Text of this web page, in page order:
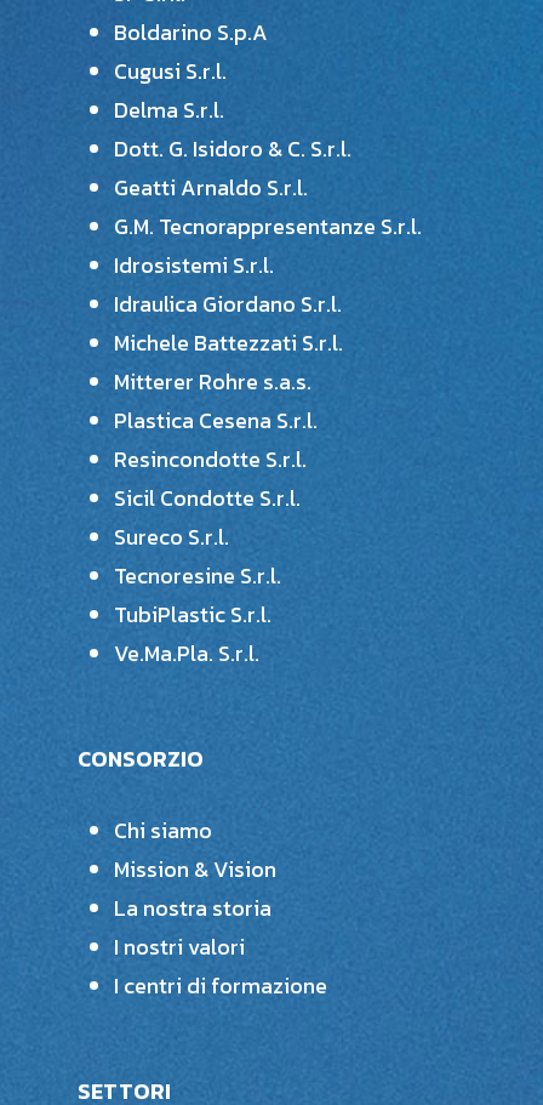
Boldarino S.p.A
Cugusi S.r.l.
Delma S.r.l.
Dott. G. Isidoro & C. S.r.l.
Geatti Arnaldo S.r.l.
G.M. Tecnorappresentanze S.r.l.
Idrosistemi S.r.l.
Idraulica Giordano S.r.l.
Michele Battezzati S.r.l.
Mitterer Rohre s.a.s.
Plastica Cesena S.r.l.
Resincondotte S.r.l.
Sicil Condotte S.r.l.
Sureco S.r.l.
Tecnoresine S.r.l.
TubiPlastic S.r.l.
Ve.Ma.Pla. S.r.l.
CONSORZIO
Chi siamo
Mission & Vision
La nostra storia
I nostri valori
I centri di formazione
SETTORI